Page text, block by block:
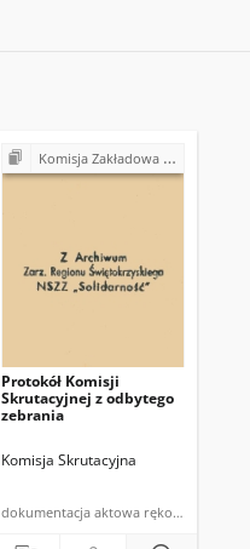
Komisja Zakładowa NSZZ "Solidarność" przy Gminnej Spółdzielni "Samopomoc Chłopska" w Bodzentynie
Protokół Komisji
Skrutacyjnej z odbytego
zebrania
Komisja Skrutacyjna
dokumentacja aktowa rękopis